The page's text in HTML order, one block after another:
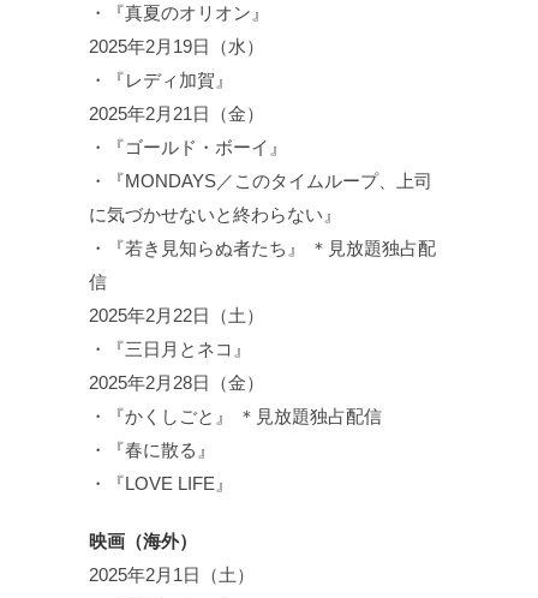
・『真夏のオリオン』
2025年2月19日（水）
・『レディ加賀』
2025年2月21日（金）
・『ゴールド・ボーイ』
・『MONDAYS／このタイムループ、上司
に気づかせないと終わらない』
・『若き見知らぬ者たち』 ＊見放題独占配
信
2025年2月22日（土）
・『三日月とネコ』
2025年2月28日（金）
・『かくしごと』 ＊見放題独占配信
・『春に散る』
・『LOVE LIFE』
映画（海外）
2025年2月1日（土）